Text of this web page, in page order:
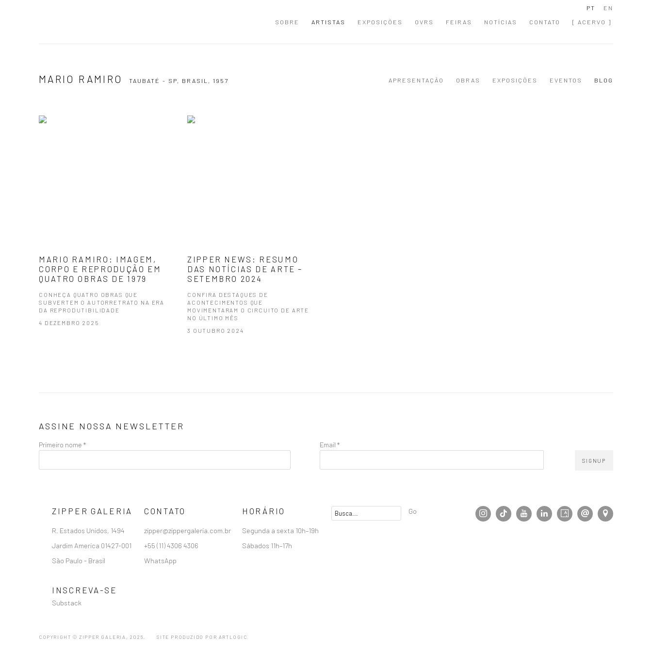
SOBRE ARTISTAS EXPOSIÇÕES OVRS FEIRAS NOTÍCIAS CONTATO [ ACERVO ]
PT EN
MARIO RAMIRO TAUBATÉ - SP, BRASIL, 1957 APRESENTAÇÃO OBRAS EXPOSIÇÕES EVENTOS BLOG
MARIO RAMIRO: IMAGEM,
CORPO E REPRODUÇÃO EM
QUATRO OBRAS DE 1979
CONHEÇA QUATRO OBRAS QUE
SUBVERTEM O AUTORRETRATO NA ERA
DA REPRODUTIBILIDADE
4 DEZEMBRO 2025
ZIPPER NEWS: RESUMO
DAS NOTÍCIAS DE ARTE –
SETEMBRO 2024
CONFIRA DESTAQUES DE
ACONTECIMENTOS QUE
MOVIMENTARAM O CIRCUITO DE ARTE
NO ÚLTIMO MÊS
3 OUTUBRO 2024
ASSINE NOSSA NEWSLETTER
Primeiro nome * Email *
SIGNUP
ZIPPER GALERIA
R. Estados Unidos, 1494
Jardim America 01427-001
São Paulo - Brasil
INSCREVA-SE
Substack
CONTATO
zipper@zippergaleria.com.br
+55 (11) 4306 4306
WhatsApp
HORÁRIO
Segunda a sexta 10h–19h
Sábados 11h–17h
Go
COPYRIGHT © ZIPPER GALERIA, 2026. SITE PRODUZIDO POR ARTLOGIC